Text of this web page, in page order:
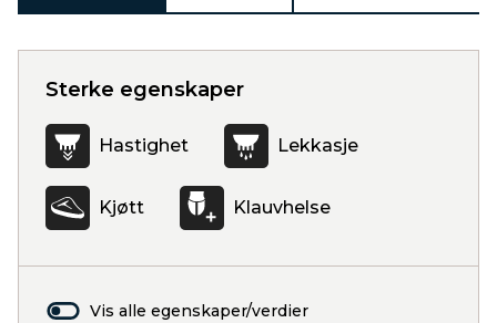
Sterke egenskaper
Hastighet Lekkasje
Kjøtt Klauvhelse
Vis alle egenskaper/verdier